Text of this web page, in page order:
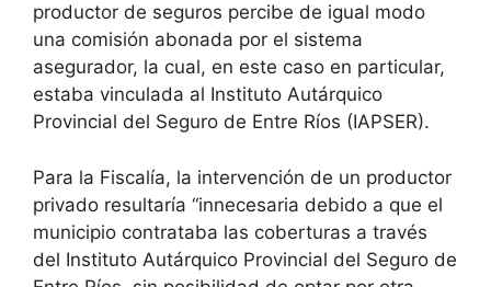
productor de seguros percibe de igual modo
una comisión abonada por el sistema
asegurador, la cual, en este caso en particular,
estaba vinculada al Instituto Autárquico
Provincial del Seguro de Entre Ríos (IAPSER).
Para la Fiscalía, la intervención de un productor
privado resultaría “innecesaria debido a que el
municipio contrataba las coberturas a través
del Instituto Autárquico Provincial del Seguro de